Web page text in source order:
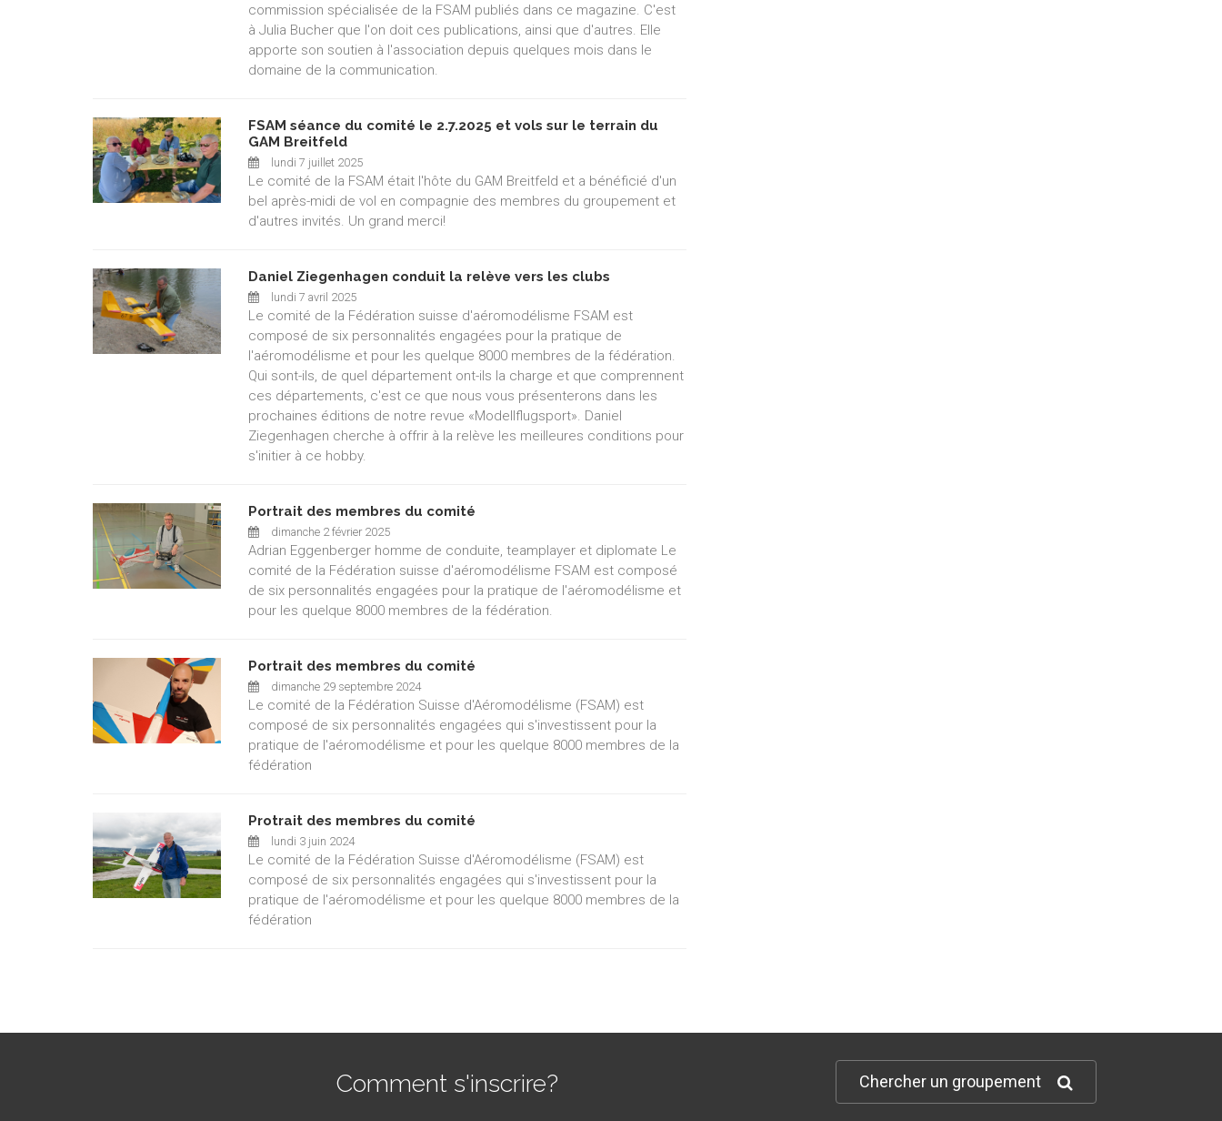
commission spécialisée de la FSAM publiés dans ce magazine. C'est
à Julia Bucher que l'on doit ces publications, ainsi que d'autres. Elle
apporte son soutien à l'association depuis quelques mois dans le
domaine de la communication.
FSAM séance du comité le 2.7.2025 et vols sur le terrain du
GAM Breitfeld
lundi 7 juillet 2025
Le comité de la FSAM était l'hôte du GAM Breitfeld et a bénéficié d'un
bel après-midi de vol en compagnie des membres du groupement et
d'autres invités. Un grand merci!
Daniel Ziegenhagen conduit la relève vers les clubs
lundi 7 avril 2025
Le comité de la Fédération suisse d'aéromodélisme FSAM est
composé de six personnalités engagées pour la pratique de
l'aéromodélisme et pour les quelque 8000 membres de la fédération.
Qui sont-ils, de quel département ont-ils la charge et que comprennent
ces départements, c'est ce que nous vous présenterons dans les
prochaines éditions de notre revue «Modellflugsport». Daniel
Ziegenhagen cherche à offrir à la relève les meilleures conditions pour
s'initier à ce hobby.
Portrait des membres du comité
dimanche 2 février 2025
Adrian Eggenberger homme de conduite, teamplayer et diplomate Le
comité de la Fédération suisse d'aéromodélisme FSAM est composé
de six personnalités engagées pour la pratique de l'aéromodélisme et
pour les quelque 8000 membres de la fédération.
Portrait des membres du comité
dimanche 29 septembre 2024
Le comité de la Fédération Suisse d'Aéromodélisme (FSAM) est
composé de six personnalités engagées qui s'investissent pour la
pratique de l'aéromodélisme et pour les quelque 8000 membres de la
fédération
Protrait des membres du comité
lundi 3 juin 2024
Le comité de la Fédération Suisse d'Aéromodélisme (FSAM) est
composé de six personnalités engagées qui s'investissent pour la
pratique de l'aéromodélisme et pour les quelque 8000 membres de la
fédération
Comment s'inscrire? Chercher un groupement